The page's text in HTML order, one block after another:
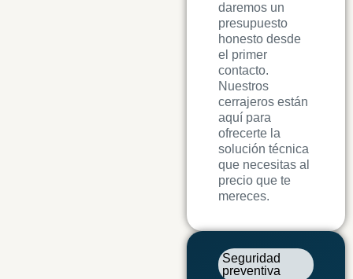
daremos un
presupuesto
honesto desde
el primer
contacto.
Nuestros
cerrajeros están
aquí para
ofrecerte la
solución técnica
que necesitas al
precio que te
mereces.
Seguridad
preventiva